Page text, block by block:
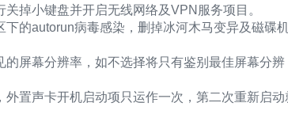
掉小键盘并开启无线网络及VPN服务项目。
的autorun病毒感染，删掉冰河木马变异及磁碟
屏幕分辨率，如不选择将只有鉴别最佳屏幕分辨
置声卡开机启动项只运作一次，第二次重新启动